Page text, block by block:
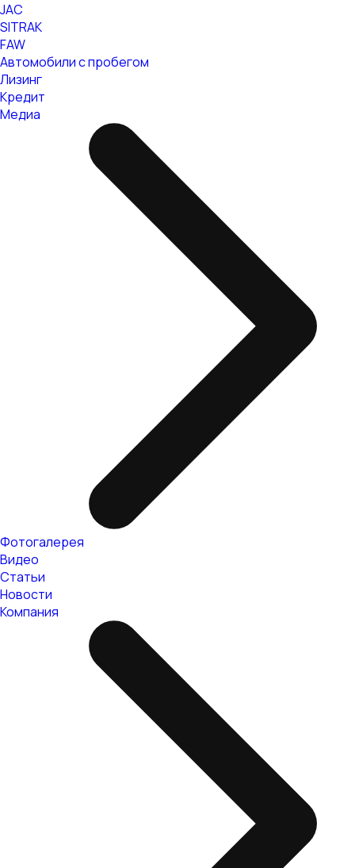
JAC
SITRAK
FAW
Автомобили с пробегом
Лизинг
Кредит
Медиа
Фотогалерея
Видео
Статьи
Новости
Компания